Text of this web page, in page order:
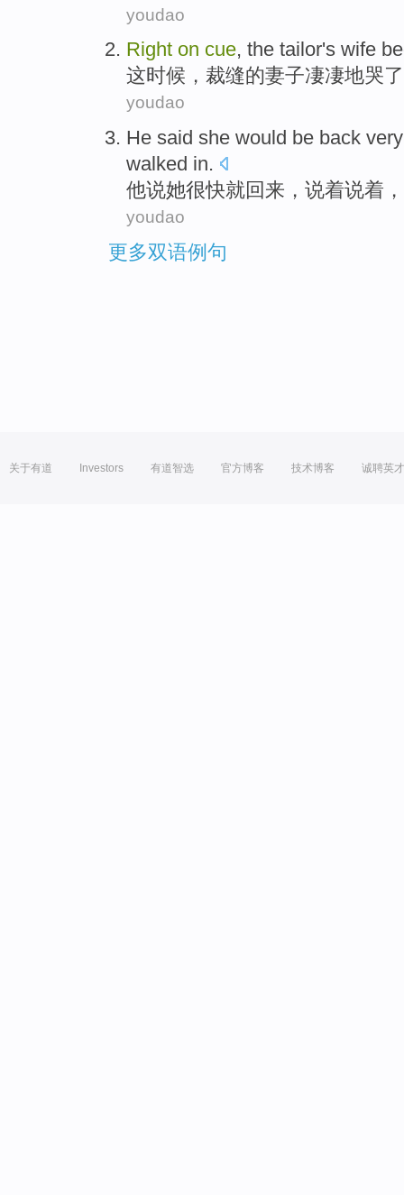
youdao
Right on cue, the tailor's wife
这时候 ， 裁缝的妻子凄凄地哭
youdao
He said she would be back
walked in.
他说她很快就回来 ，说着说着
youdao
更多双语例句
关于有道 Investors 有道智选 官方博客 技术博客 诚聘英才